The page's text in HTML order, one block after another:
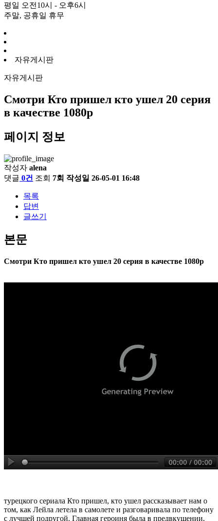
평일 오전10시 - 오후6시
주말, 공휴일 휴무
자유게시판
자유게시판
Смотри Кто пришел кто ушел 20 серия
в качестве 1080p
페이지 정보
작성자 alena
댓글 0건 조회 7회 작성일 26-05-01 16:48
목록
답변
글쓰기
본문
Смотри Кто пришел кто ушел 20 серия в качестве 1080p
турецкого сериала Кто пришел, кто ушел рассказывает нам о
том, как Лейла летела в самолете и разговаривала по телефону
с лучшей подругой. Главная героиня была в предвкушении,